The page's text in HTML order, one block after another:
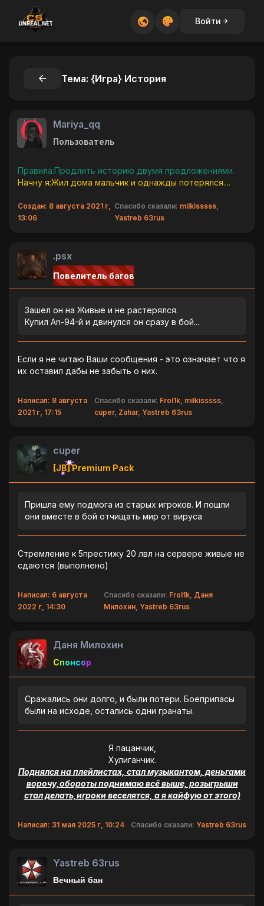
Войти
Тема: {Игра} История
Mariya_qq
Пользователь
Правила:Продлить историю двумя предложениями.
Начну я:Жил дома мальчик и однажды потерялся....
Создан: 8 августа 2021 г,
13:06
Спасибо сказали: milkisssss,
Yastreb 63rus
.psx
Повелитель багов
Зашел он на Живые и не растерялся.
Купил An-94-й и двинулся он сразу в бой...
Если я не читаю Ваши сообщения - это означает что я
их оставил дабы не забыть о них.
Написал: 8 августа
2021 г, 17:15
Спасибо сказали: Frol1k, milkisssss,
cuper, Zahar, Yastreb 63rus
cuper
[JB] Premium Pack
Пришла ему подмога из старых игроков. И пошли
они вместе в бой отчищать мир от вируса
Стремление к 5престижу 20 лвл на сервере живые не
сдаются (выполнено)
Написал: 6 августа
2022 г, 14:30
Спасибо сказали: Frol1k, Даня
Милохин, Yastreb 63rus
Даня Милохин
Спонсор
Сражались они долго, и были потери. Боеприпасы
были на исходе, остались одни гранаты.
Я пацанчик,
Хулиганчик.
Поднялся на плейлистах, стал музыкантом, деньгами
ворочу,обороты поднимаю всё выше, розыгрыши
стал делать,игроки веселятся, а я кайфую от этого)
Написал: 31 мая 2025 г, 10:24 Спасибо сказали: Yastreb 63rus
Yastreb 63rus
Вечный бан